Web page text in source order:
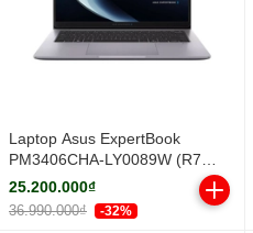
Laptop Asus ExpertBook
PM3406CHA-LY0089W (R7
8840HS/ 16GB/ 512GB SSD/ 14
inch WUXGA/ Win11/ Grey/ Vỏ
nhôm)
25.200.000₫
36.990.000₫ -32%